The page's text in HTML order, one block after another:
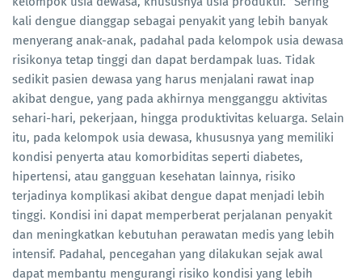
kali dengue dianggap sebagai penyakit yang lebih banyak
menyerang anak-anak, padahal pada kelompok usia dewasa
risikonya tetap tinggi dan dapat berdampak luas. Tidak
sedikit pasien dewasa yang harus menjalani rawat inap
akibat dengue, yang pada akhirnya mengganggu aktivitas
sehari-hari, pekerjaan, hingga produktivitas keluarga. Selain
itu, pada kelompok usia dewasa, khususnya yang memiliki
kondisi penyerta atau komorbiditas seperti diabetes,
hipertensi, atau gangguan kesehatan lainnya, risiko
terjadinya komplikasi akibat dengue dapat menjadi lebih
tinggi. Kondisi ini dapat memperberat perjalanan penyakit
dan meningkatkan kebutuhan perawatan medis yang lebih
intensif. Padahal, pencegahan yang dilakukan sejak awal
dapat membantu mengurangi risiko kondisi yang lebih